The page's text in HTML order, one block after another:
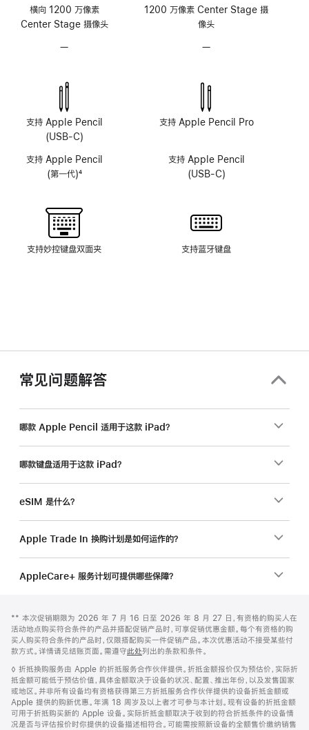
横向 1200 万像素
Center Stage 摄像头
—
像
头
统
支持 Apple Pencil
(USB-C)
支持 Apple Pencil
(第一代)4
支持妙控键盘双面夹
1200 万像素 Center Stage 摄
像头
—
像
统
支持 Apple Pencil Pro
支持 Apple Pencil
(USB-C)
支持蓝牙键盘
常见问题解答
哪款 Apple Pencil 适用于这款 iPad？
哪款键盘适用于这款 iPad？
eSIM 是什么？
Apple Trade In 换购计划是如何运作的？
AppleCare+ 服务计划可提供哪些保障？
页
页
脚
注
脚
注
** 本次促销期限为 2026 年 7 月 16 日至 2026 年 8 月 27 日，有资格的购买人在
活动地点购买符合条件的产品并搭配促销产品时，可享促销优惠金额。每个有资格的购
买人购买符合条件的产品时，仅限搭配购买一件促销产品。本次优惠活动不接受某些付
款方式。详情请见结账页面。需遵守此处列出的条款和条件。
脚
注
◊ 折抵换购服务由 Apple 的折抵服务合作伙伴提供。折抵金额报价仅为预估价，实际折
抵金额可能低于预估价值，具体金额取决于设备的状况、配置、推出年份，以及发售国家
或地区。并非所有设备均有资格获得第三方折抵服务合作伙伴提供的设备折抵金额或
Apple 提供的购新优惠。年满 18 周岁及以上者才可参与本计划。现有设备的折抵金额
可用于折抵购买新的 Apple 设备。实际折抵金额取决于收到的符合折抵条件的设备情
况是否与评估报价时你提供的设备描述相符合。可能需按照新设备的全额售价缴纳销售